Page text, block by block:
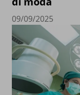
09/09/2025